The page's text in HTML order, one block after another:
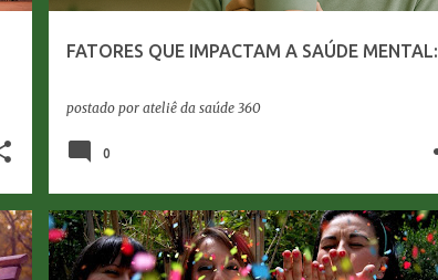
FATORES QUE IMPACTAM A SAÚDE MENTAL:
postado por ateliê da saúde 360
0
ANSIEDADE ESTILO DE VIDA SAUDÁVEL SAÚDE MENTAL